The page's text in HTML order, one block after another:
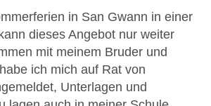
in San Gwann in einer
dieses Angebot nur weiter
mit meinem Bruder und
ich mich auf Rat von
Unterlagen und